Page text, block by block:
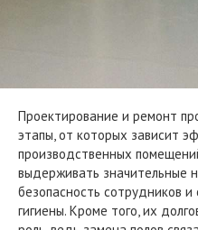
Проектирование и ремонт
этапы, от которых зависит
производственных
выдерживать значительные
безопасность сотрудников
гигиены. Кроме того, их